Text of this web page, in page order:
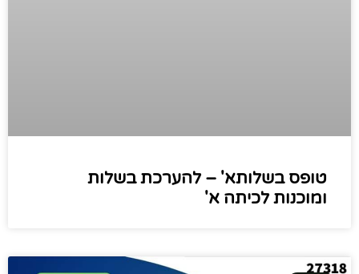
טופס בשלותא' – להערכת בשלות
ומוכנות לכיתה א'